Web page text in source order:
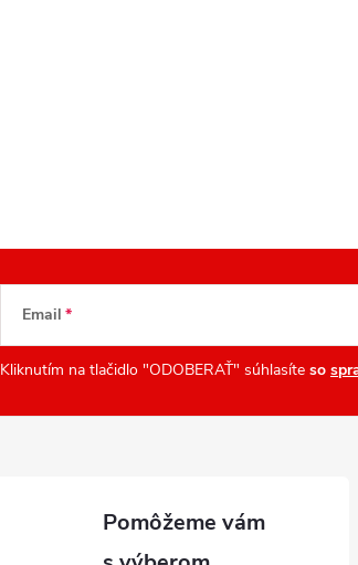
Email
Kliknutím na tlačidlo "ODOBERAŤ" súhlasíte so